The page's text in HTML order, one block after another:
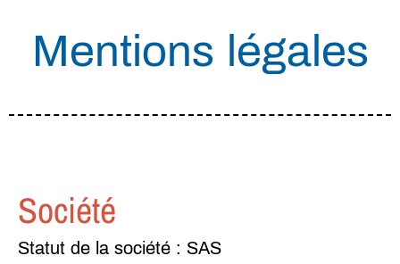
Mentions légales
Société
Statut de la société : SAS